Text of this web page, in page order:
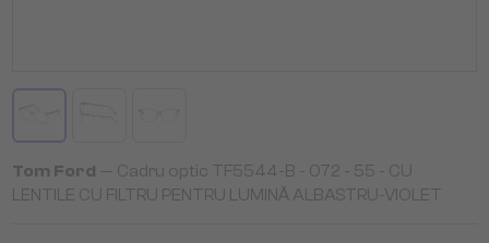
Tom Ford — Cadru optic TF5544-B - 072 - 55 - CU
LENTILE CU FILTRU PENTRU LUMINĂ ALBASTRU-VIOLET